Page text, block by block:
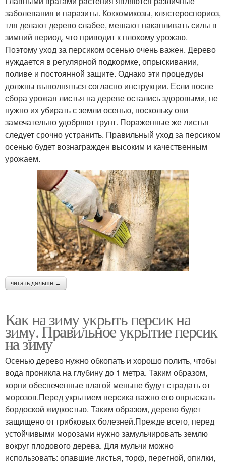
заболевания и паразиты. Коккомикозы, клястероспориоз,
тля делают дерево слабее, мешают накапливать силы в
зимний период, что приводит к плохому урожаю.
Поэтому уход за персиком осенью очень важен. Дерево
нуждается в регулярной подкормке, опрыскивании,
поливе и постоянной защите. Однако эти процедуры
должны выполняться согласно инструкции. Если после
сбора урожая листья на дереве остались здоровыми, не
нужно их убирать с земли осенью, поскольку они
замечательно удобряют грунт. Пораженные же листья
следует срочно устранить. Правильный уход за персиком
осенью будет вознагражден высоким и качественным
урожаем.
читать дальше →
Как на зиму укрыть персик на
зиму. Правильное укрытие персик
на зиму
Осенью дерево нужно обкопать и хорошо полить, чтобы
вода проникла на глубину до 1 метра. Таким образом,
корни обеспеченные влагой меньше будут страдать от
морозов.Перед укрытием персика важно его опрыскать
бордоской жидкостью. Таким образом, дерево будет
защищено от грибковых болезней.Прежде всего, перед
устойчивыми морозами нужно замульчировать землю
вокруг плодового дерева. Для мульчи можно
использовать: опавшие листья, торф, перегной, опилки,